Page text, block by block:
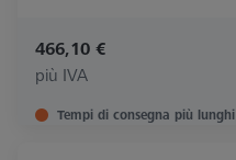
466,10 €
più IVA
Tempi di consegna più lunghi